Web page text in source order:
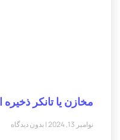
مخازن یا تانکر ذخیره
نوامبر 13, 2024 بدون دیدگاه